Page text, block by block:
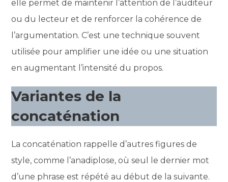
elle permet de maintenir l’attention de l’auditeur
ou du lecteur et de renforcer la cohérence de
l’argumentation. C’est une technique souvent
utilisée pour amplifier une idée ou une situation
en augmentant l’intensité du propos.
Variantes de la
concaténation
La concaténation rappelle d’autres figures de
style, comme l’anadiplose, où seul le dernier mot
d’une phrase est répété au début de la suivante.